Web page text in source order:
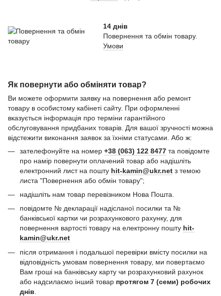
14 днів
Повернення та обмін товару.
Умови
Як повернути або обміняти товар?
Ви можете оформити заявку на повернення або ремонт
товару в особистому кабінеті сайту. При оформленні
вказується інформація про терміни гарантійного
обслуговування придбаних товарів. Для вашої зручності можна
відстежити виконання заявок за їхніми статусами. Або ж:
зателефонуйте на номер +38 (063) 122 8477 та повідомте
про намір повернути оплачений товар або надішліть
електронний лист на пошту hit-kamin@ukr.net з темою
листа "Повернення або обмін товару";
надішліть нам товар перевізником Нова Пошта.
повідомте № декларації надісланої посилки та №
банківської картки чи розрахункового рахунку, для
повернення вартості товару на електронну пошту hit-
kamin@ukr.net
після отримання і подальшої перевірки вмісту посилки на
відповідність умовам повернення товару, ми повертаємо
Вам гроші на банківську карту чи розрахунковий рахунок
або надсилаємо інший товар протягом 7 (семи) робочих
днів